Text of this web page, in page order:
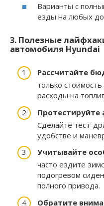
Варианты с
езды на любых
3. Полезные
автомобиля Hyundai
Рассчитайте
только
расходы на
Протестируйте
Сделайте тест-
удобстве и
Учитывайте
часто ездите
подогревом
полного привода.
Обратите